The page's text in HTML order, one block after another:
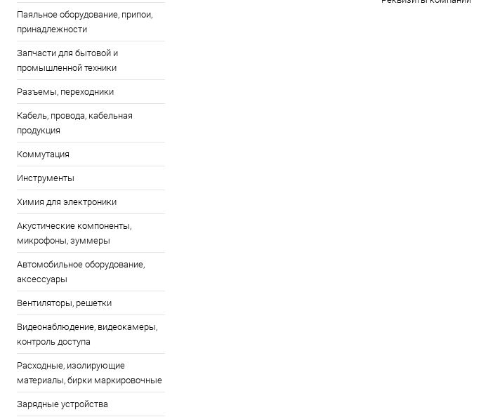
Паяльное оборудование, припои,
принадлежности
Запчасти для бытовой и
промышленной техники
Разъемы, переходники
Кабель, провода, кабельная
продукция
Коммутация
Инструменты
Химия для электроники
Акустические компоненты,
микрофоны, зуммеры
Автомобильное оборудование,
аксессуары
Вентиляторы, решетки
Видеонаблюдение, видеокамеры,
контроль доступа
Расходные, изолирующие
материалы, бирки маркировочные
Зарядные устройства